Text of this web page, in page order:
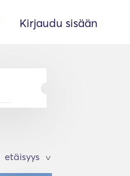
Kirjaudu sisään
>